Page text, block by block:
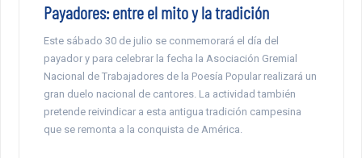
Payadores: entre el mito y la tradición
Este sábado 30 de julio se conmemorará el día del
payador y para celebrar la fecha la Asociación Gremial
Nacional de Trabajadores de la Poesía Popular realizará un
gran duelo nacional de cantores. La actividad también
pretende reivindicar a esta antigua tradición campesina
que se remonta a la conquista de América.